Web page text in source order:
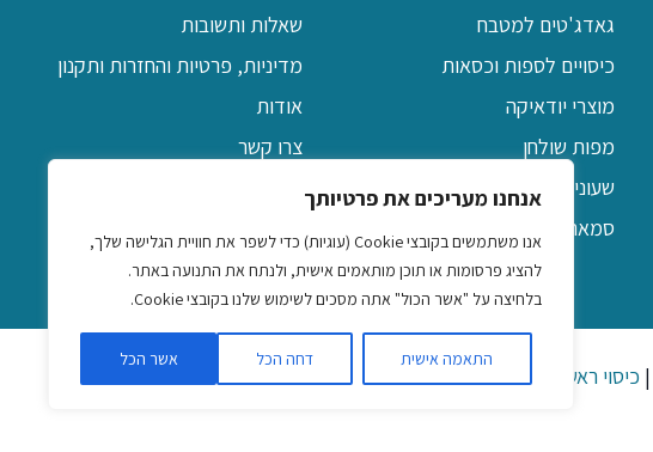
אנחנו מעריכים את פרטיותך
אנו משתמשים בקובצי Cookie (עוגיות) כדי לשפר את חוויית הגלישה שלך,
להציג פרסומות או תוכן מותאמים אישית, ולנתח את התנועה באתר.
בלחיצה על "אשר הכול" אתה מסכים לשימוש שלנו בקובצי Cookie.
התאמה אישית דחה הכל אשר הכל
גאדג'טים למטבח
כיסויים לספות וכסאות
מוצרי יודאיקה
מפות שולחן
שעוני קיר דקורטיביים
סמארטפונים / MP3 ואביזרים
שאלות ותשובות
מדיניות, פרטיות והחזרות ותקנון
אודות
צרו קשר
| כיסוי ראש לנשים|שמלות לנשים ונערות|שעוני יד לגברים ונשים